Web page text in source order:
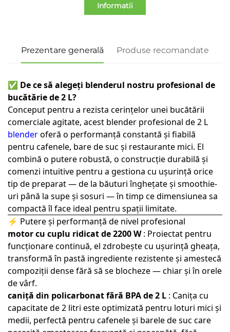
Informatii
Prezentare generală Produse recomandate
✅ De ce să alegeți blenderul nostru profesional de
bucătărie de 2 L?
Conceput pentru a rezista cerințelor unei bucătării
comerciale agitate, acest blender profesional de 2 L
blenderoferă o performanță constantă și fiabilă
pentru cafenele, bare de suc și restaurante mici. El
combină o putere robustă, o construcție durabilă și
comenzi intuitive pentru a gestiona cu ușurință orice
tip de preparat — de la băuturi înghețate și smoothie-
uri până la supe și sosuri — în timp ce dimensiunea sa
compactă îl face ideal pentru spații limitate.
⚡ Putere și performanță de nivel profesional
motor cu cuplu ridicat de 2200 W: Proiectat pentru
funcționare continuă, el zdrobește cu ușurință gheața,
transformă în pastă ingrediente rezistente și amestecă
compoziții dense fără să se blocheze — chiar și în orele
de vârf.
caniță din policarbonat fără BPA de 2 L : Canița cu
capacitate de 2 litri este optimizată pentru loturi mici și
medii, perfectă pentru cafenele și barele de suc care